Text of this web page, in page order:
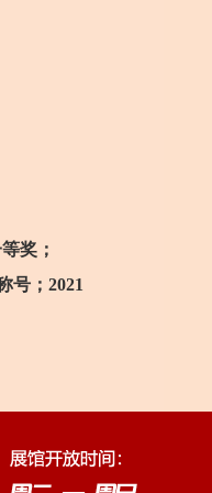
奖；
号；2021